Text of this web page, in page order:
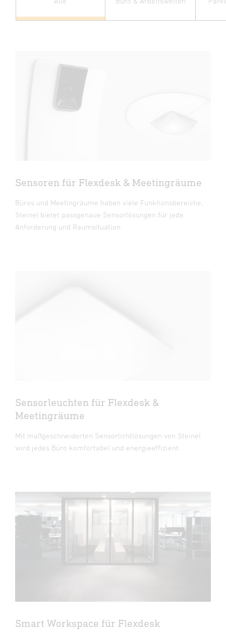
Sensoren für Flexdesk & Meetingräume
Büros und Meetingräume haben viele Funktionsbereiche,
Steinel bietet passgenaue Sensorlösungen für jede
Anforderung und Raumsituation
Sensorleuchten für Flexdesk &
Meetingräume
Mit maßgeschneiderten Sensorlichtlösungen von Steinel
wird jedes Büro komfortabel und energieeffizient.
Smart Workspace für Flexdesk